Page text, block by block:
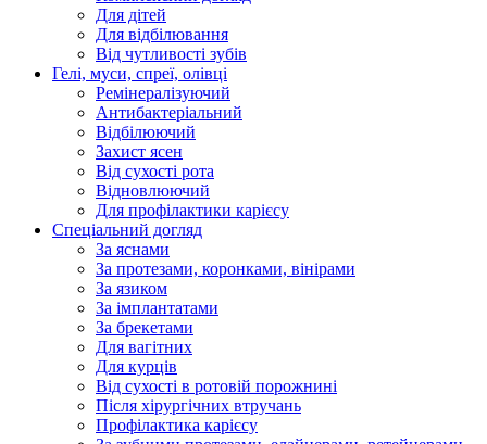
Для дітей
Для відбілювання
Від чутливості зубів
Гелі, муси, спреї, олівці
Ремінералізуючий
Антибактеріальний
Відбілюючий
Захист ясен
Від сухості рота
Відновлюючий
Для профілактики карієсу
Спеціальний догляд
За яснами
За протезами, коронками, вінірами
За язиком
За імплантатами
За брекетами
Для вагітних
Для курців
Від сухості в ротовій порожнині
Після хірургічних втручань
Профілактика карієсу